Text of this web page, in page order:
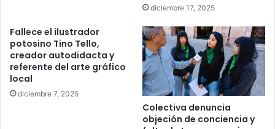
diciembre 17, 2025
Fallece el ilustrador
potosino Tino Tello,
creador autodidacta y
referente del arte gráfico
local
diciembre 7, 2025
Colectiva denuncia
objeción de conciencia y